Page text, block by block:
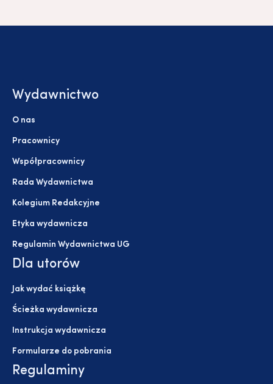
Wydawnictwo
O nas
Pracownicy
Współpracownicy
Rada Wydawnictwa
Kolegium Redakcyjne
Etyka wydawnicza
Regulamin Wydawnictwa UG
Dla utorów
Jak wydać książkę
Ścieżka wydawnicza
Instrukcja wydawnicza
Formularze do pobrania
Regulaminy